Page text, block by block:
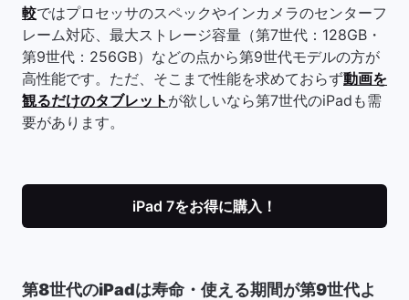
較ではプロセッサのスペックやインカメラのセンターフ
レーム対応、最大ストレージ容量（第7世代：128GB・
第9世代：256GB）などの点から第9世代モデルの方が
高性能です。ただ、そこまで性能を求めておらず動画を
観るだけのタブレット が欲しいなら第7世代のiPadも需
要があります。
iPad 7をお得に購入！
第8世代のiPadは寿命・使える期間が第9世代よ